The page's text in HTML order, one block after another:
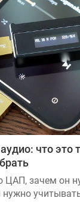
что это
ЦАП, зачем он
нужно